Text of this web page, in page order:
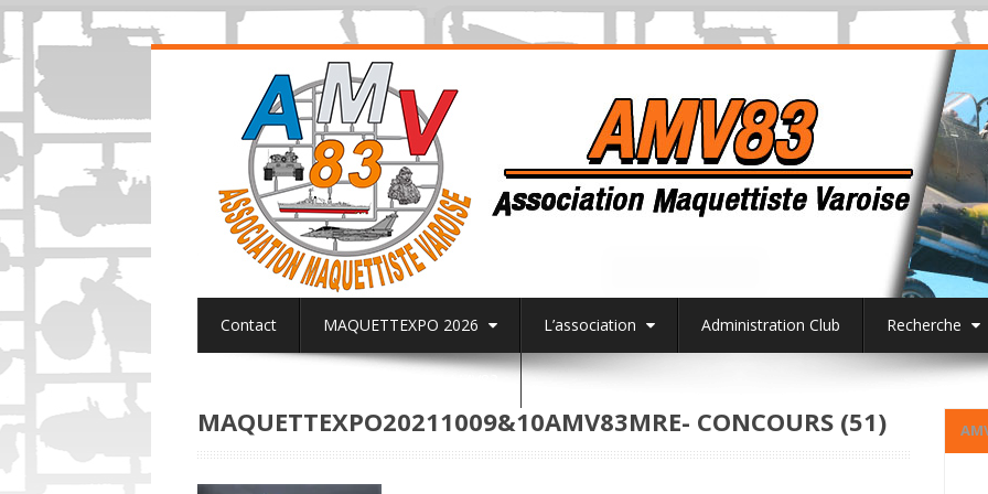
Contact MAQUETTEXPO 2026 L’association Administration Club Recherche
MAQUETTEXPO20211009&10AMV83MRE- CONCOURS (51)